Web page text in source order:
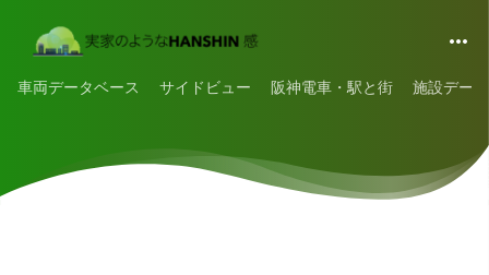
車両データベース サイドビュー 阪神電車・駅と街 施設デー